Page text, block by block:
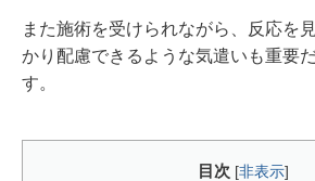
また施術を受けられながら、反応を
かり配慮できるような気遣いも重要
す。
目次 [非表示]